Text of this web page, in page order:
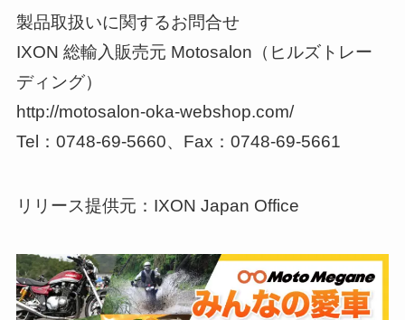
製品取扱いに関するお問合せ
IXON 総輸入販売元 Motosalon（ヒルズトレー
ディング）
http://motosalon-oka-webshop.com/
Tel：0748-69-5660、Fax：0748-69-5661
リリース提供元：IXON Japan Office